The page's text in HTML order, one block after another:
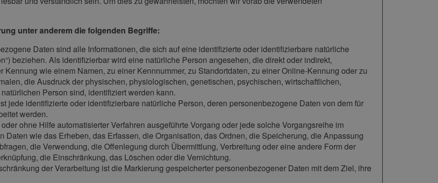
unter anderem die folgenden Begriffe:
Daten sind alle Informationen, die sich auf eine identifizierte oder identifizierbare natürliche
beziehen. Als identifizierbar wird eine natürliche Person angesehen, die direkt oder indirekt,
wie einem Namen, zu einer Kennnummer, zu Standortdaten, zu einer Online-Kennung oder zu
die Ausdruck der physischen, physiologischen, genetischen, psychischen, wirtschaftlichen,
Person sind, identifiziert werden kann.
jede identifizierte oder identifizierbare natürliche Person, deren personenbezogene Daten von dem für
werden.
ohne Hilfe automatisierter Verfahren ausgeführte Vorgang oder jede solche Vorgangsreihe im
Daten wie das Erheben, das Erfassen, die Organisation, das Ordnen, die Speicherung, die Anpassung
die Verwendung, die Offenlegung durch Übermittlung, Verbreitung oder eine andere Form der
die Einschränkung, das Löschen oder die Vernichtung.
der Verarbeitung ist die Markierung gespeicherter personenbezogener Daten mit dem Ziel, ihre